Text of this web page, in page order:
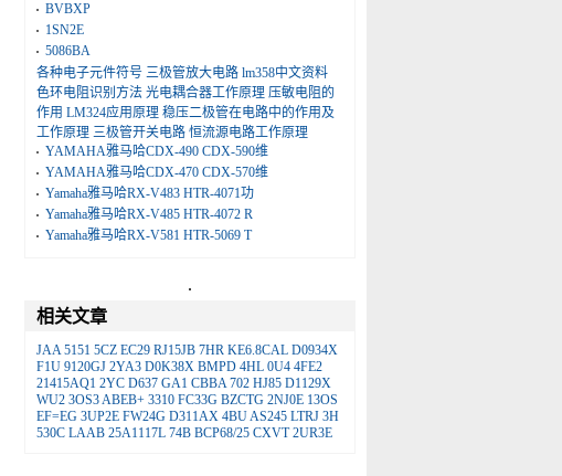
BVBXP
1SN2E
5086BA
各种电子元件符号 三极管放大电路 lm358中文资料
色环电阻识别方法 光电耦合器工作原理 压敏电阻的
作用 LM324应用原理 稳压二极管在电路中的作用及
工作原理 三极管开关电路 恒流源电路工作原理
YAMAHA雅马哈CDX-490 CDX-590维
YAMAHA雅马哈CDX-470 CDX-570维
Yamaha雅马哈RX-V483 HTR-4071功
Yamaha雅马哈RX-V485 HTR-4072 R
Yamaha雅马哈RX-V581 HTR-5069 T
.
相关文章
JAA 5151 5CZ EC29 RJ15JB 7HR KE6.8CAL D0934X
F1U 9120GJ 2YA3 D0K38X BMPD 4HL 0U4 4FE2
21415AQ1 2YC D637 GA1 CBBA 702 HJ85 D1129X
WU2 3OS3ABEB+ 3310 FC33G BZCTG 2NJ0E 13OS
EF=EG 3UP2E FW24G D311AX 4BUAS245 LTRJ 3H
530C LAAB 25A1117L 74B BCP68/25 CXVT 2UR3E